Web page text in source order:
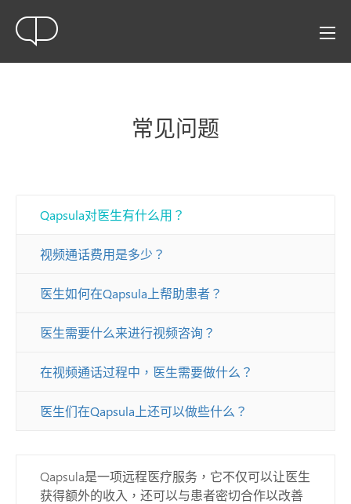
常见问题
Qapsula对医生有什么用？
视频通话费用是多少？
医生如何在Qapsula上帮助患者？
医生需要什么来进行视频咨询？
在视频通话过程中，医生需要做什么？
医生们在Qapsula上还可以做些什么？
Qapsula是一项远程医疗服务，它不仅可以让医生
获得额外的收入，还可以与患者密切合作以改善